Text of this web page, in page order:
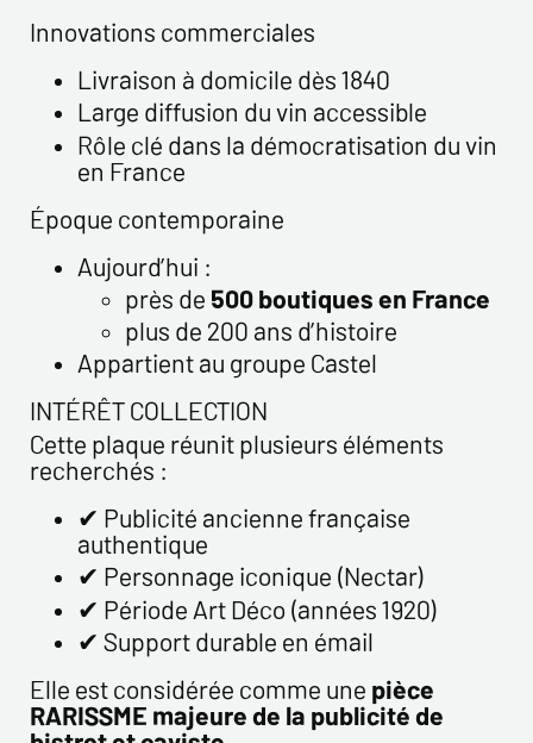
Innovations commerciales
Livraison à domicile dès 1840
Large diffusion du vin accessible
Rôle clé dans la démocratisation du vin
en France
Époque contemporaine
Aujourd’hui :
près de 500 boutiques en France
plus de 200 ans d’histoire
Appartient au groupe Castel
INTÉRÊT COLLECTION
Cette plaque réunit plusieurs éléments
recherchés :
✔ Publicité ancienne française
authentique
✔ Personnage iconique (Nectar)
✔ Période Art Déco (années 1920)
✔ Support durable en émail
Elle est considérée comme une pièce
RARISSME majeure de la publicité de